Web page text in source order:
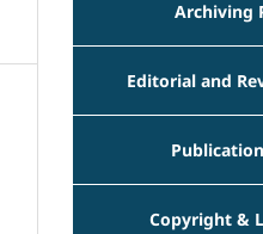
Archiving
Editorial and
Copyright &